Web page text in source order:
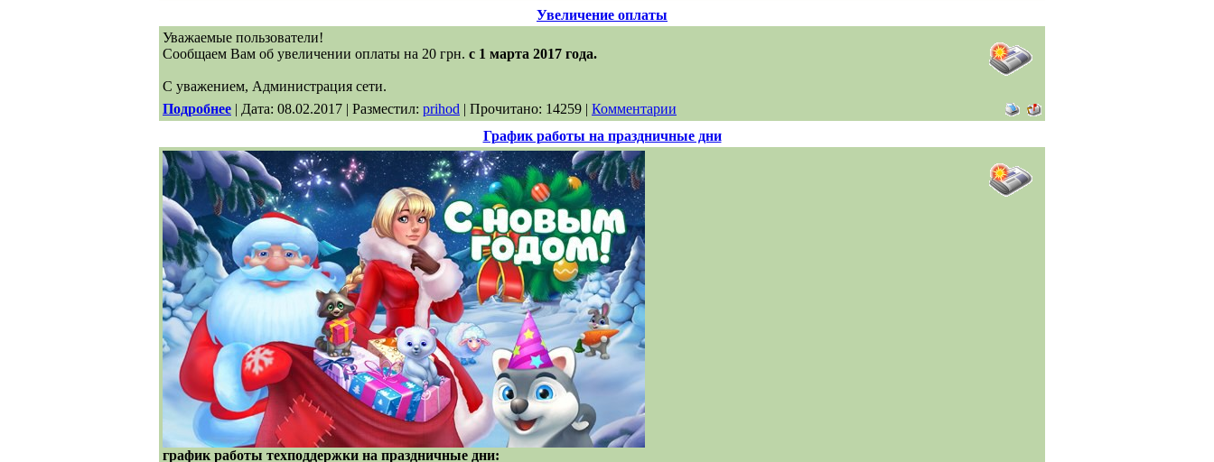
Увеличение оплаты
Уважаемые пользователи!
Сообщаем Вам об увеличении оплаты на 20 грн. с 1 марта 2017 года.
С уважением, Администрация сети.
Подробнее | Дата: 08.02.2017 | Разместил: prihod | Прочитано: 14259 | Комментарии
График работы на праздничные дни
график работы техподдержки на праздничные дни: